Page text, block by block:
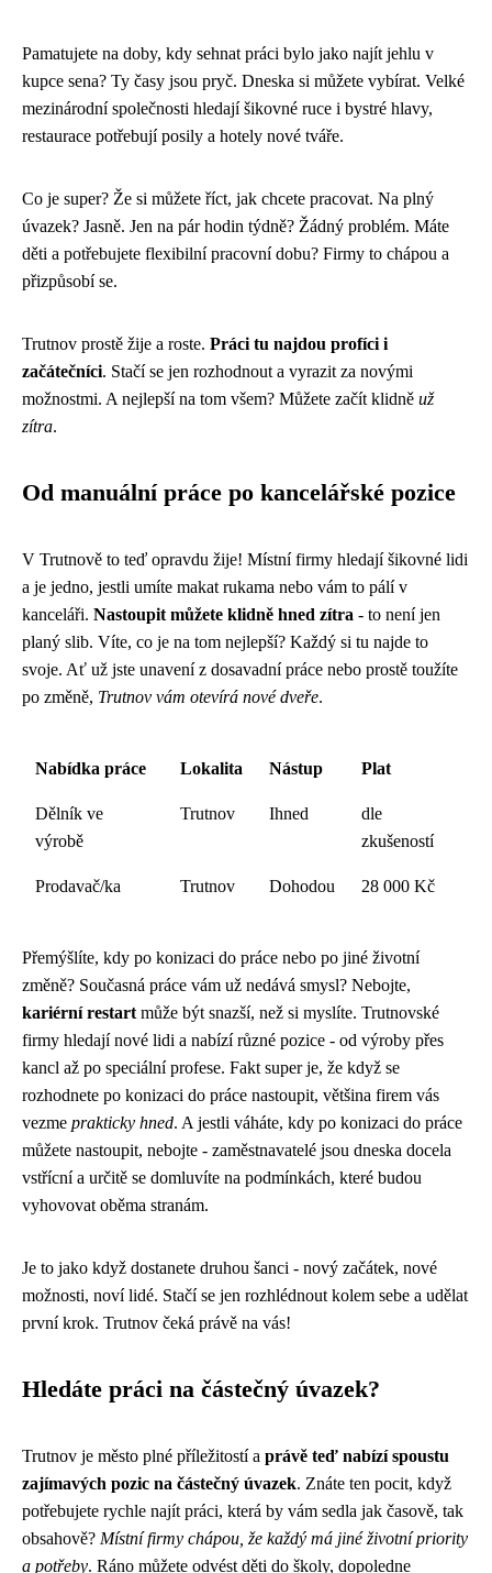
Pamatujete na doby, kdy sehnat práci bylo jako najít jehlu v
kupce sena? Ty časy jsou pryč. Dneska si můžete vybírat. Velké
mezinárodní společnosti hledají šikovné ruce i bystré hlavy,
restaurace potřebují posily a hotely nové tváře.
Co je super? Že si můžete říct, jak chcete pracovat. Na plný
úvazek? Jasně. Jen na pár hodin týdně? Žádný problém. Máte
děti a potřebujete flexibilní pracovní dobu? Firmy to chápou a
přizpůsobí se.
Trutnov prostě žije a roste. Práci tu najdou profíci i
začátečníci. Stačí se jen rozhodnout a vyrazit za novými
možnostmi. A nejlepší na tom všem? Můžete začít klidně už
zítra.
Od manuální práce po kancelářské pozice
V Trutnově to teď opravdu žije! Místní firmy hledají šikovné lidi
a je jedno, jestli umíte makat rukama nebo vám to pálí v
kanceláři. Nastoupit můžete klidně hned zítra - to není jen
planý slib. Víte, co je na tom nejlepší? Každý si tu najde to
svoje. Ať už jste unavení z dosavadní práce nebo prostě toužíte
po změně, Trutnov vám otevírá nové dveře.
Nabídka práce Lokalita Nástup Plat
Dělník ve
výrobě
Trutnov Ihned
dle
zkušeností
Prodavač/ka Trutnov Dohodou 28 000 Kč
Přemýšlíte, kdy po konizaci do práce nebo po jiné životní
změně? Současná práce vám už nedává smysl? Nebojte,
kariérní restart může být snazší, než si myslíte. Trutnovské
firmy hledají nové lidi a nabízí různé pozice - od výroby přes
kancl až po speciální profese. Fakt super je, že když se
rozhodnete po konizaci do práce nastoupit, většina firem vás
vezme prakticky hned. A jestli váháte, kdy po konizaci do práce
můžete nastoupit, nebojte - zaměstnavatelé jsou dneska docela
vstřícní a určitě se domluvíte na podmínkách, které budou
vyhovovat oběma stranám.
Je to jako když dostanete druhou šanci - nový začátek, nové
možnosti, noví lidé. Stačí se jen rozhlédnout kolem sebe a udělat
první krok. Trutnov čeká právě na vás!
Hledáte práci na částečný úvazek?
Trutnov je město plné příležitostí a právě teď nabízí spoustu
zajímavých pozic na částečný úvazek. Znáte ten pocit, když
potřebujete rychle najít práci, která by vám sedla jak časově, tak
obsahově? Místní firmy chápou, že každý má jiné životní priority
a potřeby. Ráno můžete odvést děti do školy, dopoledne